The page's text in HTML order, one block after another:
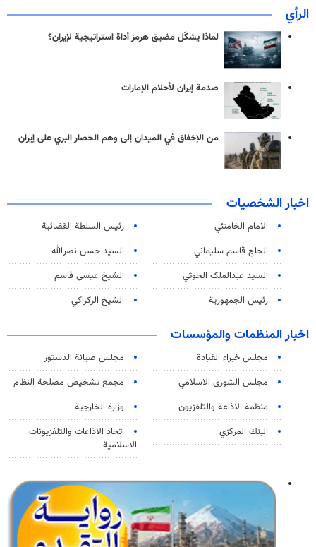
الرأي
لماذا يشكّل مضيق هرمز أداة استراتيجية لإيران؟
صدمة إيران لأحلام الإمارات
من الإخفاق في الميدان إلى وهم الحصار البري على إيران
اخبار الشخصيات
الامام الخامنئي
رئیس السلطة القضائیة
الحاج قاسم سليماني
السيد حسن نصرالله
السید عبدالملک الحوثي
الشيخ عيسى قاسم
رئيس الجمهورية
الشيخ الزكزاكي
اخبار المنظمات والمؤسسات
مجلس خبراء القيادة
مجلس صيانة الدستور
مجلس الشورى الاسلامي
مجمع تشخيص مصلحة النظام
منظمة الاذاعة والتلفزیون
وزارة الخارجية
البنك المركزي
اتحاد الاذاعات والتلفزيونات
الاسلامية